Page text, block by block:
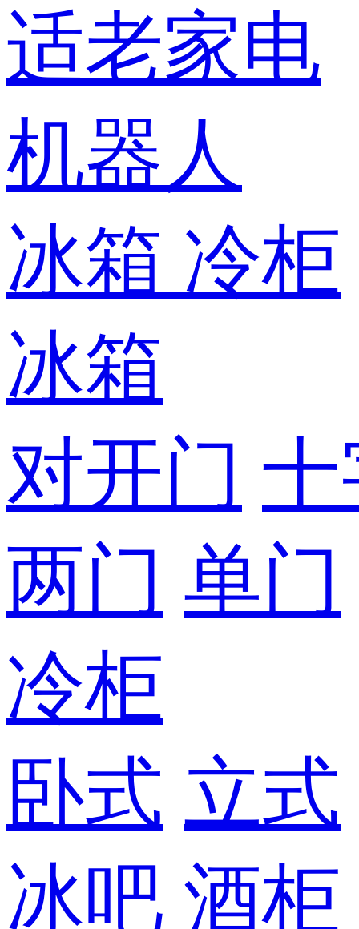
适老家电
机器人
冰箱 冷柜
冰箱
对开门
两门 单门
冷柜
卧式 立式
冰吧 酒柜